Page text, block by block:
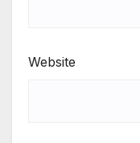
Website